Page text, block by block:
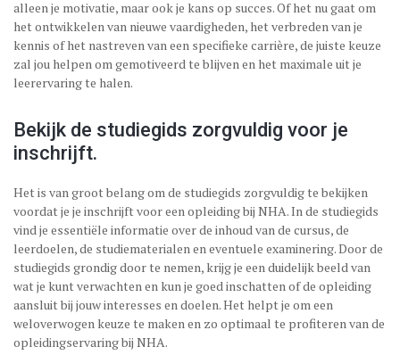
alleen je motivatie, maar ook je kans op succes. Of het nu gaat om
het ontwikkelen van nieuwe vaardigheden, het verbreden van je
kennis of het nastreven van een specifieke carrière, de juiste keuze
zal jou helpen om gemotiveerd te blijven en het maximale uit je
leerervaring te halen.
Bekijk de studiegids zorgvuldig voor je
inschrijft.
Het is van groot belang om de studiegids zorgvuldig te bekijken
voordat je je inschrijft voor een opleiding bij NHA. In de studiegids
vind je essentiële informatie over de inhoud van de cursus, de
leerdoelen, de studiematerialen en eventuele examinering. Door de
studiegids grondig door te nemen, krijg je een duidelijk beeld van
wat je kunt verwachten en kun je goed inschatten of de opleiding
aansluit bij jouw interesses en doelen. Het helpt je om een
weloverwogen keuze te maken en zo optimaal te profiteren van de
opleidingservaring bij NHA.